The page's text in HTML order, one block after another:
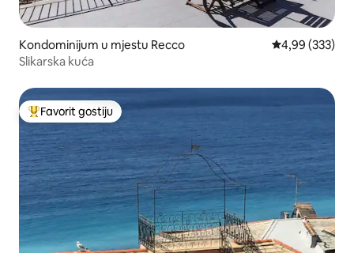
Kondominijum u mjestu Recco prosječna
4,99 (333)
Slikarska kuća
Glavni favorit gostiju
Favorit gostiju